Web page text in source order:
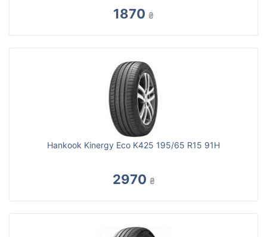
1870 ₴
Hankook Kinergy Eco K425 195/65 R15 91H
2970 ₴